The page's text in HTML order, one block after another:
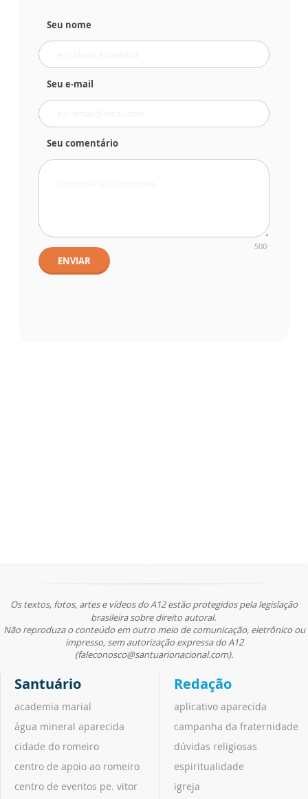
Seu nome
Seu e-mail
Seu comentário
500
ENVIAR
Os textos, fotos, artes e vídeos do A12 estão protegidos pela legislação
brasileira sobre direito autoral.
Não reproduza o conteúdo em outro meio de comunicação, eletrônico ou
impresso, sem autorização expressa do A12
(faleconosco@santuarionacional.com).
Santuário
academia marial
água mineral aparecida
cidade do romeiro
centro de apoio ao romeiro
centro de eventos pe. vitor
Redação
aplicativo aparecida
campanha da fraternidade
dúvidas religiosas
espiritualidade
igreja